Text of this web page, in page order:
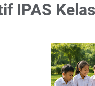
IPAS